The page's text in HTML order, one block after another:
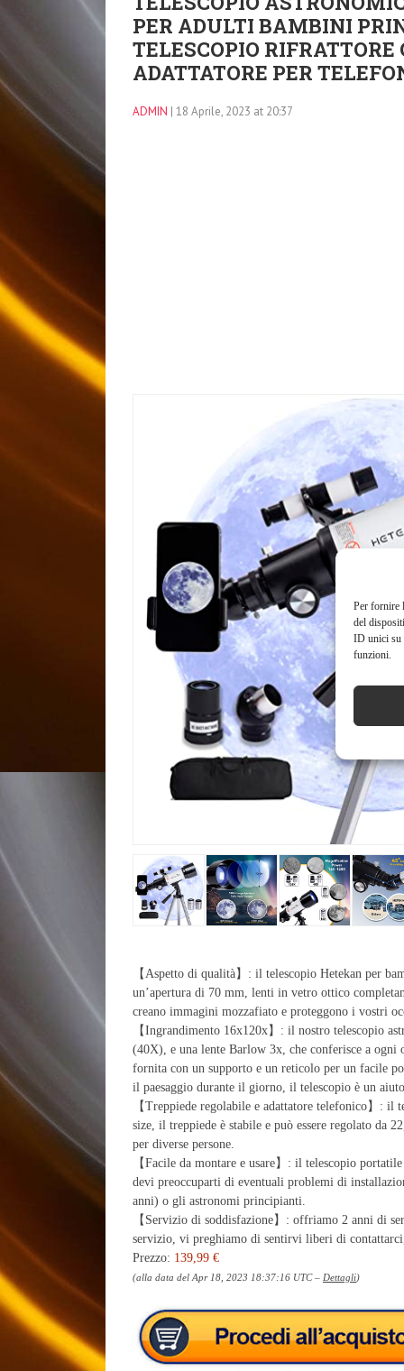
Per fornire
del
ID unici su
funzioni.
PER ADULTI BAMBINI
TELESCOPIO RIFRATTORE
ADATTATORE PER
ADMIN | 18 Aprile, 2023 at 20:37
【Aspetto di qualità】: il telescopio Hetekan per
un’apertura di 70 mm, lenti in vetro ottico
creano immagini mozzafiato e proteggono i vostri
【Ingrandimento 16x120x】: il nostro telescopio
(40X), e una lente Barlow 3x, che conferisce a
fornita con un supporto e un reticolo per un facile
il paesaggio durante il giorno, il telescopio è un
【Treppiede regolabile e adattatore telefonico】:
size, il treppiede è stabile e può essere regolato da
per diverse persone.
【Facile da montare e usare】: il telescopio
devi preoccuparti di eventuali problemi di
anni) o gli astronomi principianti.
【Servizio di soddisfazione】: offriamo 2 anni di
servizio, vi preghiamo di sentirvi liberi di
Prezzo: 139,99 €
(alla data del Apr 18, 2023 18:37:16 UTC – Dettagli)